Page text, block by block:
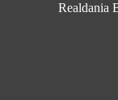
Realdania